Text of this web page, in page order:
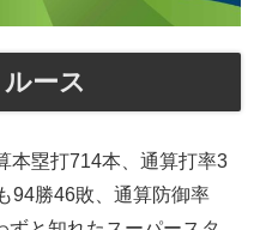
ース
本塁打714本、通算打率3
94勝46敗、通算防御率